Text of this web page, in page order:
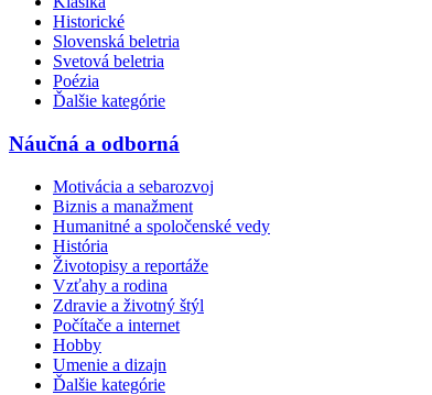
Historické
Slovenská beletria
Svetová beletria
Poézia
Ďalšie kategórie
Náučná a odborná
Motivácia a sebarozvoj
Biznis a manažment
Humanitné a spoločenské vedy
História
Životopisy a reportáže
Vzťahy a rodina
Zdravie a životný štýl
Počítače a internet
Hobby
Umenie a dizajn
Ďalšie kategórie